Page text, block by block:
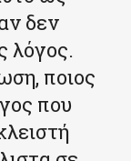
δεν
λόγος.
ποιος
που